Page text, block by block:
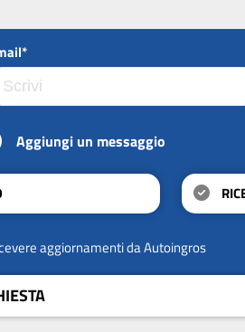
Aggiungi un messaggio
aggiornamenti da Autoingros